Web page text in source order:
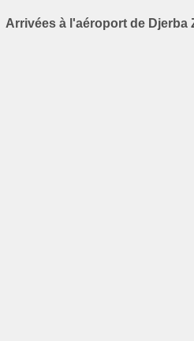
Arrivées à l'aéroport de Djerba